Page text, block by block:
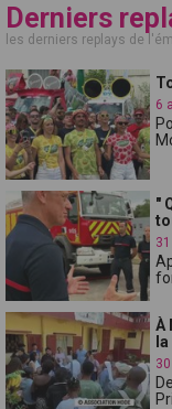
Derniers
les derniers replays de
6
"
À